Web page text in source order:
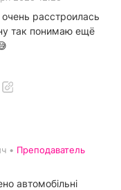
расстроилась
так понимаю ещё
• Преподаватель
автомобільні